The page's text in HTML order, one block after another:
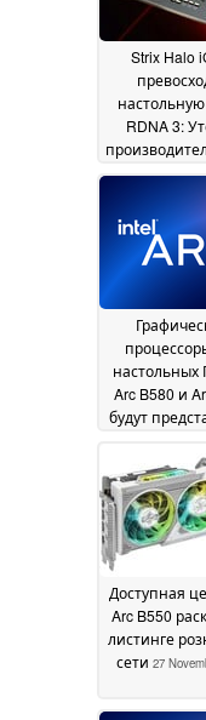
Strix Halo
настольную
RDNA 3:
Radeon
8050S в
December
настольных
Arc B580 и
будут
2024
Доступная
Arc B550
листинге
сети 27